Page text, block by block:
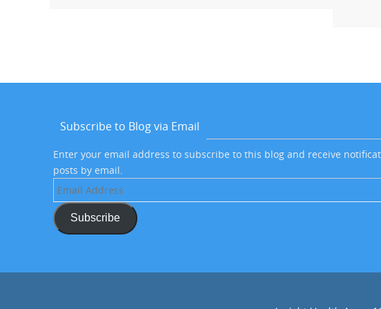
Subscribe to Blog via Email
Enter your email address to subscribe to this blog and receive
posts by email.
Email
Address
Subscribe